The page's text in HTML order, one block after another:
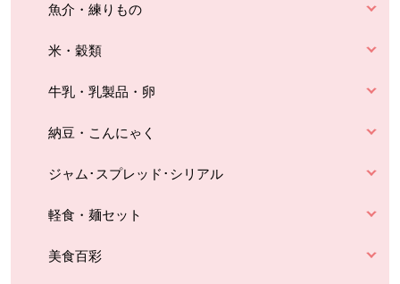
魚介・練りもの
米・穀類
牛乳・乳製品・卵
納豆・こんにゃく
ジャム･スプレッド･シリアル
軽食・麺セット
美食百彩